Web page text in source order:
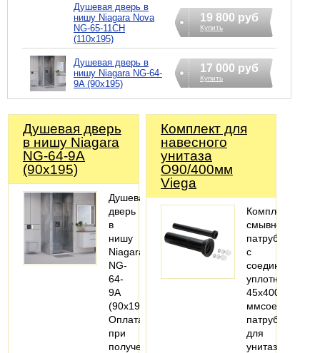
Душевая дверь в
нишу Niagara Nova
NG-65-11CH
(110х195)
19 800 руб
Купить
Душевая дверь в
нишу Niagara NG-64-
9A (90х195)
17 000 руб
Купить
Душевая дверь
в нишу Niagara
NG-64-9A
(90х195)
Душевая
дверь
в
нишу
Niagara
NG-
64-
9A
(90х195)
Оплата
при
получении,
Комплект для
навесного
унитаза
O90/400мм
Viega
смывной
патрубок
с
уплотнением
45x400
патрубок
для
унитаза